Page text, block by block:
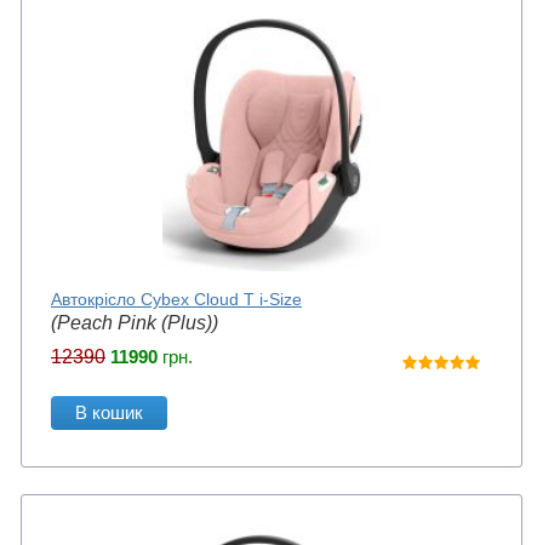
Автокрісло Cybex Cloud T i-Size
(Peach Pink (Plus))
12390 11990 грн.
В кошик